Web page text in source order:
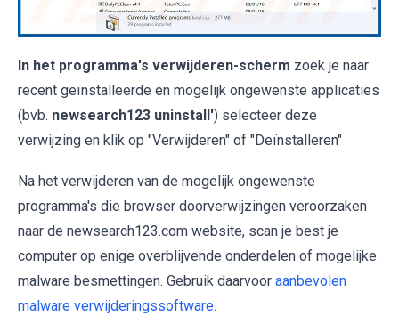
In het programma's verwijderen-scherm zoek je naar
recent geïnstalleerde en mogelijk ongewenste applicaties
(bvb. newsearch123 uninstall') selecteer deze
verwijzing en klik op "Verwijderen" of "Deïnstalleren"
Na het verwijderen van de mogelijk ongewenste
programma's die browser doorverwijzingen veroorzaken
naar de newsearch123.com website, scan je best je
computer op enige overblijvende onderdelen of mogelijke
malware besmettingen. Gebruik daarvoor aanbevolen
malware verwijderingssoftware.